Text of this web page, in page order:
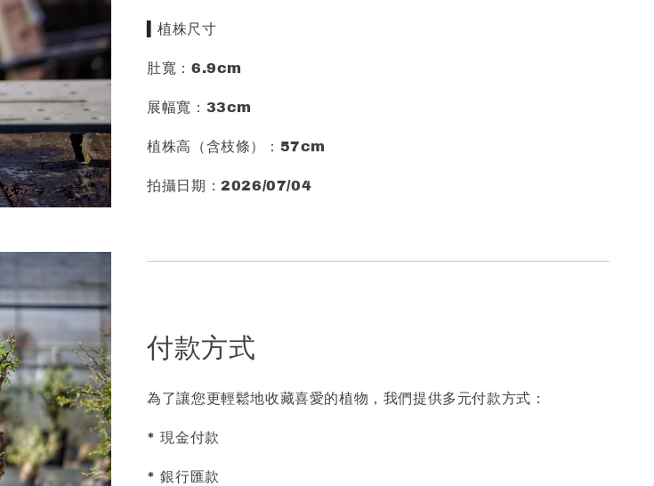
▍植株尺寸
肚寬：6.9cm
展幅寬：33cm
植株高（含枝條）：57cm
拍攝日期：2026/07/04
付款方式
為了讓您更輕鬆地收藏喜愛的植物，我們提供多元付款方式：
* 現金付款
* 銀行匯款